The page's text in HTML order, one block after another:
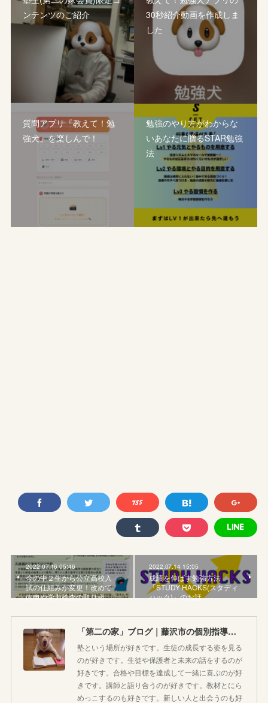
ンテンツのご紹介
30秒紹介動画を作成しま
した
質問アプリ『教えて！勉
強犬』を楽しんで！
勉強のやり方がわからな
いあなたに贈るSTAR勉強
法
2022.07.16 05:46
今の中２生から公立高校入
試の仕組みが変更！改めて
内申や学力検査の取り扱…
2022.07.14 15:05
成績を伸ばす勉強方法
「STUDY HACKS(スタディ
ハック)」のお話
「第二の家」ブログ｜藤沢市の個別指導塾のお話
塾という場所が好きです。生徒の成長する姿を見る
のが好きです。生徒や保護者と未来の話をするのが
好きです。合格や目標を達成して一緒に喜ぶのが好
きです。講師と語り合うのが好きです。教材とにら
めっこするのも好きです。新しい人と出会うのも好